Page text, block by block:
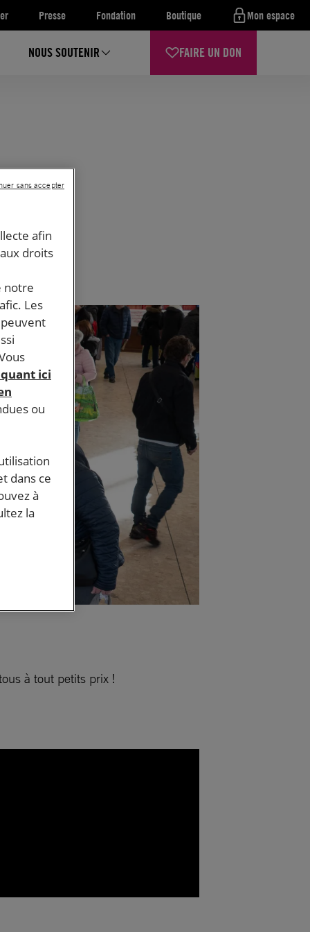
Presse Fondation Boutique Mon espace
NOUS SOUTENIR FAIRE UN DON
à tout petits prix !
afin
droits
notre
Les
ici
ou
dans ce
à
la
sans accepter